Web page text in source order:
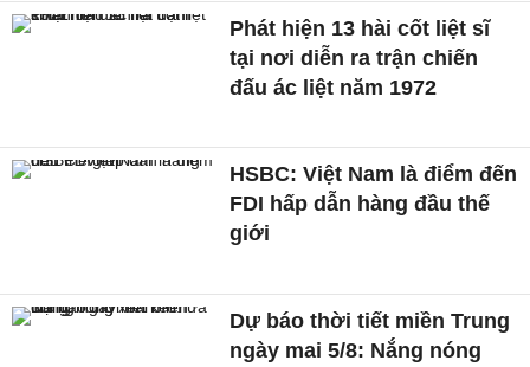
Phát hiện 13 hài cốt liệt sĩ
tại nơi diễn ra trận chiến
đấu ác liệt năm 1972
HSBC: Việt Nam là điểm đến
FDI hấp dẫn hàng đầu thế
giới
Dự báo thời tiết miền Trung
ngày mai 5/8: Nắng nóng